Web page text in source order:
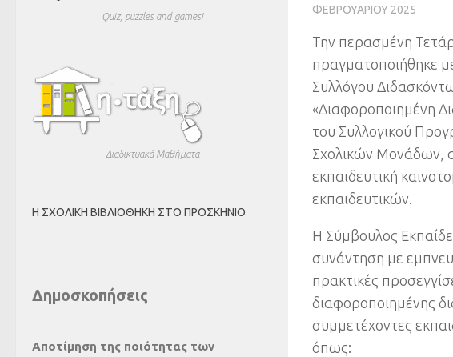
ΦΕΒΡΟΥΑΡΊΟΥ 2025
Την περασμένη
πραγματοποιήθηκε
Συλλόγου
«Διαφοροποιημένη
του Συλλογικού
Σχολικών Μονάδων,
εκπαιδευτική
εκπαιδευτικών.
Η Σύμβουλος
συνάντηση με
πρακτικές
διαφοροποιημένης
συμμετέχοντες
όπως:
Quiz, puzzles and games!
Διαδικτυακά Μαθήματα
Η ΣΧΟΛΙΚΉ ΒΙΒΛΙΟΘΉΚΗ ΣΤΟ ΠΡΟΣΚΉΝΙΟ
Δημοσκοπήσεις
Αποτίμηση της ποιότητας των